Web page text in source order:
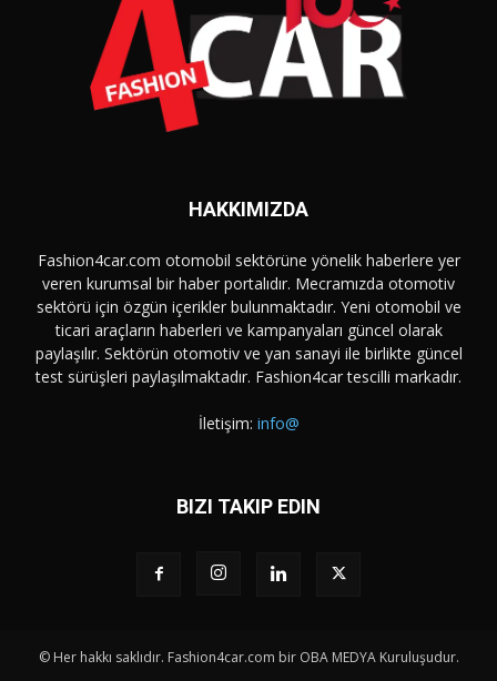
HAKKIMIZDA
Fashion4car.com otomobil sektörüne yönelik haberlere yer
veren kurumsal bir haber portalıdır. Mecramızda otomotiv
sektörü için özgün içerikler bulunmaktadır. Yeni otomobil ve
ticari araçların haberleri ve kampanyaları güncel olarak
paylaşılır. Sektörün otomotiv ve yan sanayi ile birlikte güncel
test sürüşleri paylaşılmaktadır. Fashion4car tescilli markadır.
İletişim: info@
BIZI TAKIP EDIN
© Her hakkı saklıdır. Fashion4car.com bir OBA MEDYA Kuruluşudur.